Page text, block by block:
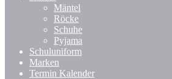
Mäntel
Röcke
Schuhe
Pyjama
Schuluniform
Marken
Termin Kalender